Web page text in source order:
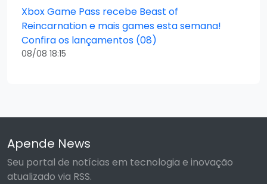
Xbox Game Pass recebe Beast of
Reincarnation e mais games esta semana!
Confira os lançamentos (08)
08/08 18:15
Apende News
Seu portal de notícias em tecnologia e inovação
atualizado via RSS.